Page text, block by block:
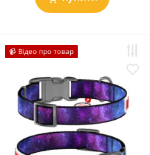
📹 Відео про товар